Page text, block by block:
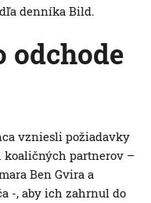
denníka Bild.
odchode
vzniesli požiadavky
koaličných partnerov –
Ben Gvira a
-, aby ich zahrnul do